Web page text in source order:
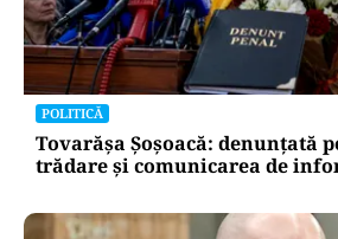
POLITICĂ
Tovarășa Șoșoacă: denunțată
trădare și comunicarea de